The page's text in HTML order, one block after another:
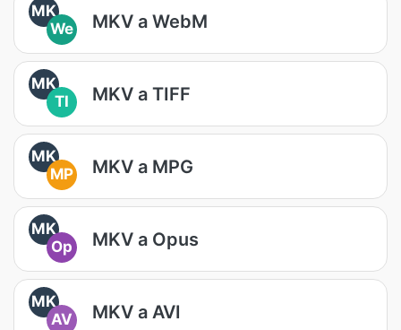
MK
We
MKV a WebM
MK
TI
MKV a TIFF
MK
MP
MKV a MPG
MK
Op
MKV a Opus
MK
AV
MKV a AVI